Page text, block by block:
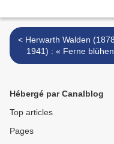
< Herwarth Walden (1878 –
1941) : « Ferne blühen
Deine Augen – Loin
Hébergé par Canalblog
Top articles
Pages